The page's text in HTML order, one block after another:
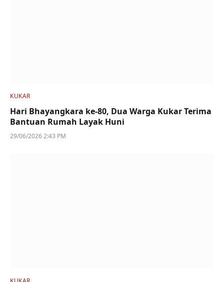
KUKAR
Hari Bhayangkara ke-80, Dua Warga Kukar Terima
Bantuan Rumah Layak Huni
29/06/2026 2:43 PM